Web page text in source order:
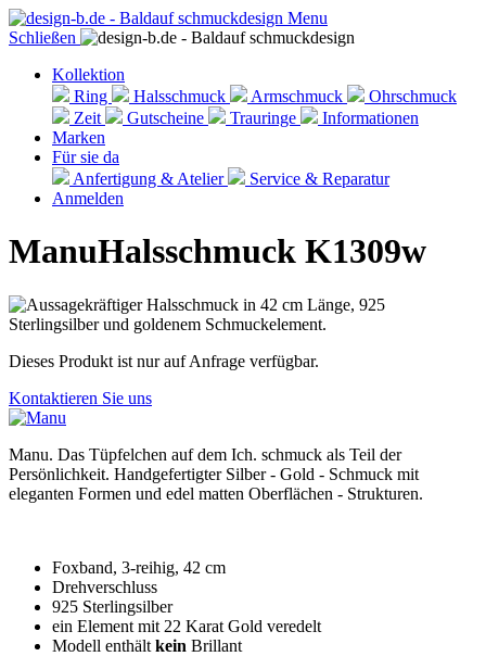
Menu
Schließen
Kollektion
Ring
Halsschmuck Armschmuck
Ohrschmuck
Zeit
Gutscheine Trauringe
Informationen
Marken
Für sie da
Anfertigung & Atelier
Service & Reparatur
Anmelden
ManuHalsschmuck K1309w
Dieses Produkt ist nur auf Anfrage verfügbar.
Kontaktieren Sie uns
Manu. Das Tüpfelchen auf dem Ich. schmuck als Teil der
Persönlichkeit. Handgefertigter Silber - Gold - Schmuck mit
eleganten Formen und edel matten Oberflächen - Strukturen.
Foxband, 3-reihig, 42 cm
Drehverschluss
925 Sterlingsilber
ein Element mit 22 Karat Gold veredelt
Modell enthält kein Brillant